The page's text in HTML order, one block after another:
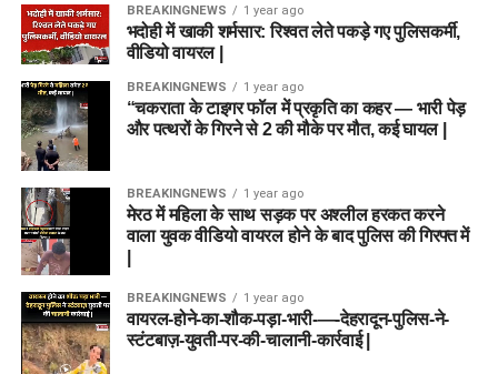
BREAKINGNEWS 1 year ago
भदोही में खाकी शर्मसार: रिश्वत लेते पकड़े गए पुलिसकर्मी,
वीडियो वायरल |
BREAKINGNEWS 1 year ago
“चकराता के टाइगर फॉल में प्रकृति का कहर — भारी पेड़
और पत्थरों के गिरने से 2 की मौके पर मौत, कई घायल |
BREAKINGNEWS 1 year ago
मेरठ में महिला के साथ सड़क पर अश्लील हरकत करने
वाला युवक वीडियो वायरल होने के बाद पुलिस की गिरफ्त में
BREAKINGNEWS 1 year ago
वायरल-होने-का-शौक-पड़ा-भारी-—-देहरादून-पुलिस-ने-
स्टंटबाज़-युवती-पर-की-चालानी-कार्रवाई |